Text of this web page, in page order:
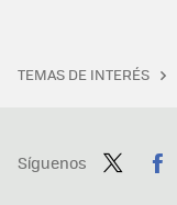
TEMAS DE INTERÉS
Síguenos